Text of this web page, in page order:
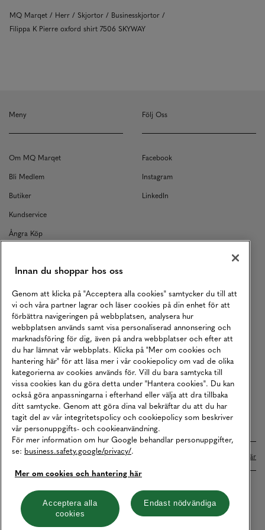
MQ Marqet Herr Skjortor
Businesskjortor
Filippa K Pierre oxford shirt 7506 SKYWAY
Meny
Om MQ Marqet
Bli Medlem
Butiker
Kundservice
Ångra Köp
Returer
Köpvillkor
Karriär
Vårt Ansvar
Våra Tjänster
Press
Studentrabatt
B2B
Tillgänglighetsredogörelse
Följ Oss
Facebook
Instagram
LinkedIn
Betalningar online sköts i samarbete med Klarna. Läs mer här
Cookies Integritetspolicy
Hantera cookies
Innan du shoppar hos oss
Genom att klicka på "Acceptera alla cookies" samtycker du till att
vi och våra partner lagrar och läser cookies på din enhet för att
förbättra navigeringen på webbplatsen, analysera hur
webbplatsen används samt visa personaliserad annonsering och
marknadsföring för dig, även på andra webbplatser och efter att
du har lämnat vår webbplats. Klicka på "Mer om cookies och
hantering här" för att läsa mer i vår cookiepolicy om vad de olika
kategorierna av cookies används för. Vill du bara samtycka till
vissa cookies kan du göra detta under "Hantera cookies". Du kan
också göra anpassningarna i efterhand eller välja att dra tillbaka
ditt samtycke. Genom att göra dina val bekräftar du att du har
tagit del av vår integritetspolicy och cookiepolicy som beskriver
vår personuppgifts- och cookieanvändning.
För mer information om hur Google behandlar personuppgifter,
se: business.safety.google/privacy/.
Mer om cookies och hantering här
Acceptera alla
cookies
Endast nödvändiga